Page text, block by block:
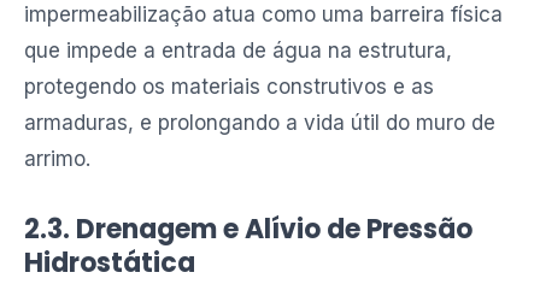
impermeabilização atua como uma barreira física
que impede a entrada de água na estrutura,
protegendo os materiais construtivos e as
armaduras, e prolongando a vida útil do muro de
arrimo.
2.3. Drenagem e Alívio de Pressão
Hidrostática